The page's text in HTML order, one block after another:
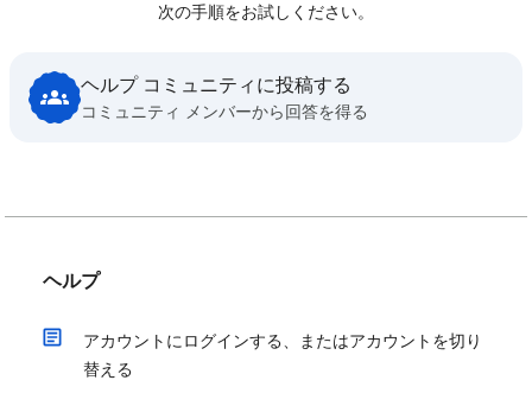
次の手順をお試しください。
ヘルプ コミュニティに投稿する
コミュニティ メンバーから回答を得る
ヘルプ
アカウントにログインする、またはアカウントを切り
替える